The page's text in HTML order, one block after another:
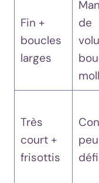
Fin +
boucles
larges
de
Très
court +
frisottis
peu